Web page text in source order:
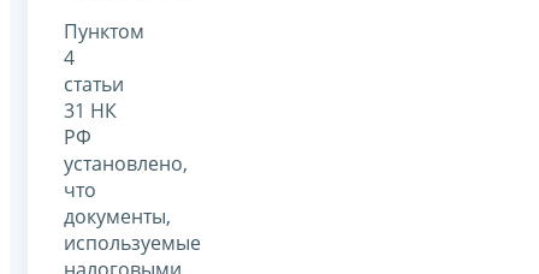
Пунктом
4
статьи
31 НК
РФ
установлено,
что
документы,
используемые
налоговыми